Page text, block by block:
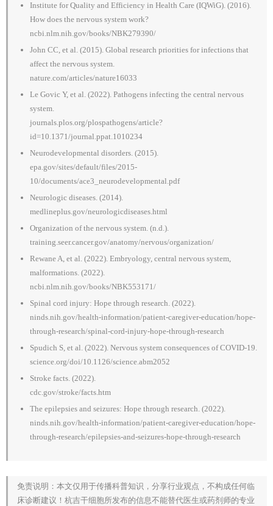
Institute for Quality and Efficiency in Health Care (IQWiG). (2016).
How does the nervous system work?
ncbi.nlm.nih.gov/books/NBK279390/
John CC, et al. (2015). Global research priorities for infections that
affect the nervous system.
nature.com/articles/nature16033
Le Govic Y, et al. (2022). Pathogens infecting the central nervous
system.
journals.plos.org/plospathogens/article?
id=10.1371/journal.ppat.1010234
Neurodevelopmental disorders. (2015).
epa.gov/sites/default/files/2015-
10/documents/ace3_neurodevelopmental.pdf
Neurologic diseases. (2014).
medlineplus.gov/neurologicdiseases.html
Organization of the nervous system. (n.d.).
training.seer.cancer.gov/anatomy/nervous/organization/
Rewane A, et al. (2022). Embryology, central nervous system,
malformations. (2022).
ncbi.nlm.nih.gov/books/NBK553171/
Spinal cord injury: Hope through research. (2022).
ninds.nih.gov/health-information/patient-caregiver-education/hope-
through-research/spinal-cord-injury-hope-through-research
Spudich S, et al. (2022). Nervous system consequences of COVID-19.
science.org/doi/10.1126/science.abm2052
Stroke facts. (2022).
cdc.gov/stroke/facts.htm
The epilepsies and seizures: Hope through research. (2022).
ninds.nih.gov/health-information/patient-caregiver-education/hope-
through-research/epilepsies-and-seizures-hope-through-research
免责说明：本文仅用于传播科普知识，分享行业观点，不构成任何临
床诊断建议！杭吉干细胞所发布的信息不能替代医生或药剂师的专业